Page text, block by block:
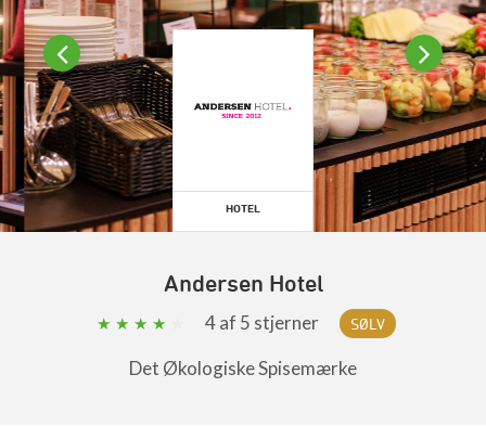
GREEN TOURISM ORGANIZATION
GREEN CAMPING
GREEN ATTRACTION
HOTEL
Andersen Hotel
4af 5 stjerner SØLV
Det Økologiske Spisemærke